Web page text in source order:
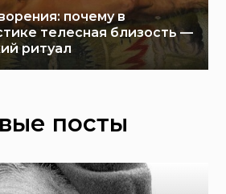
почему в
телесная близость —
ритуал
посты